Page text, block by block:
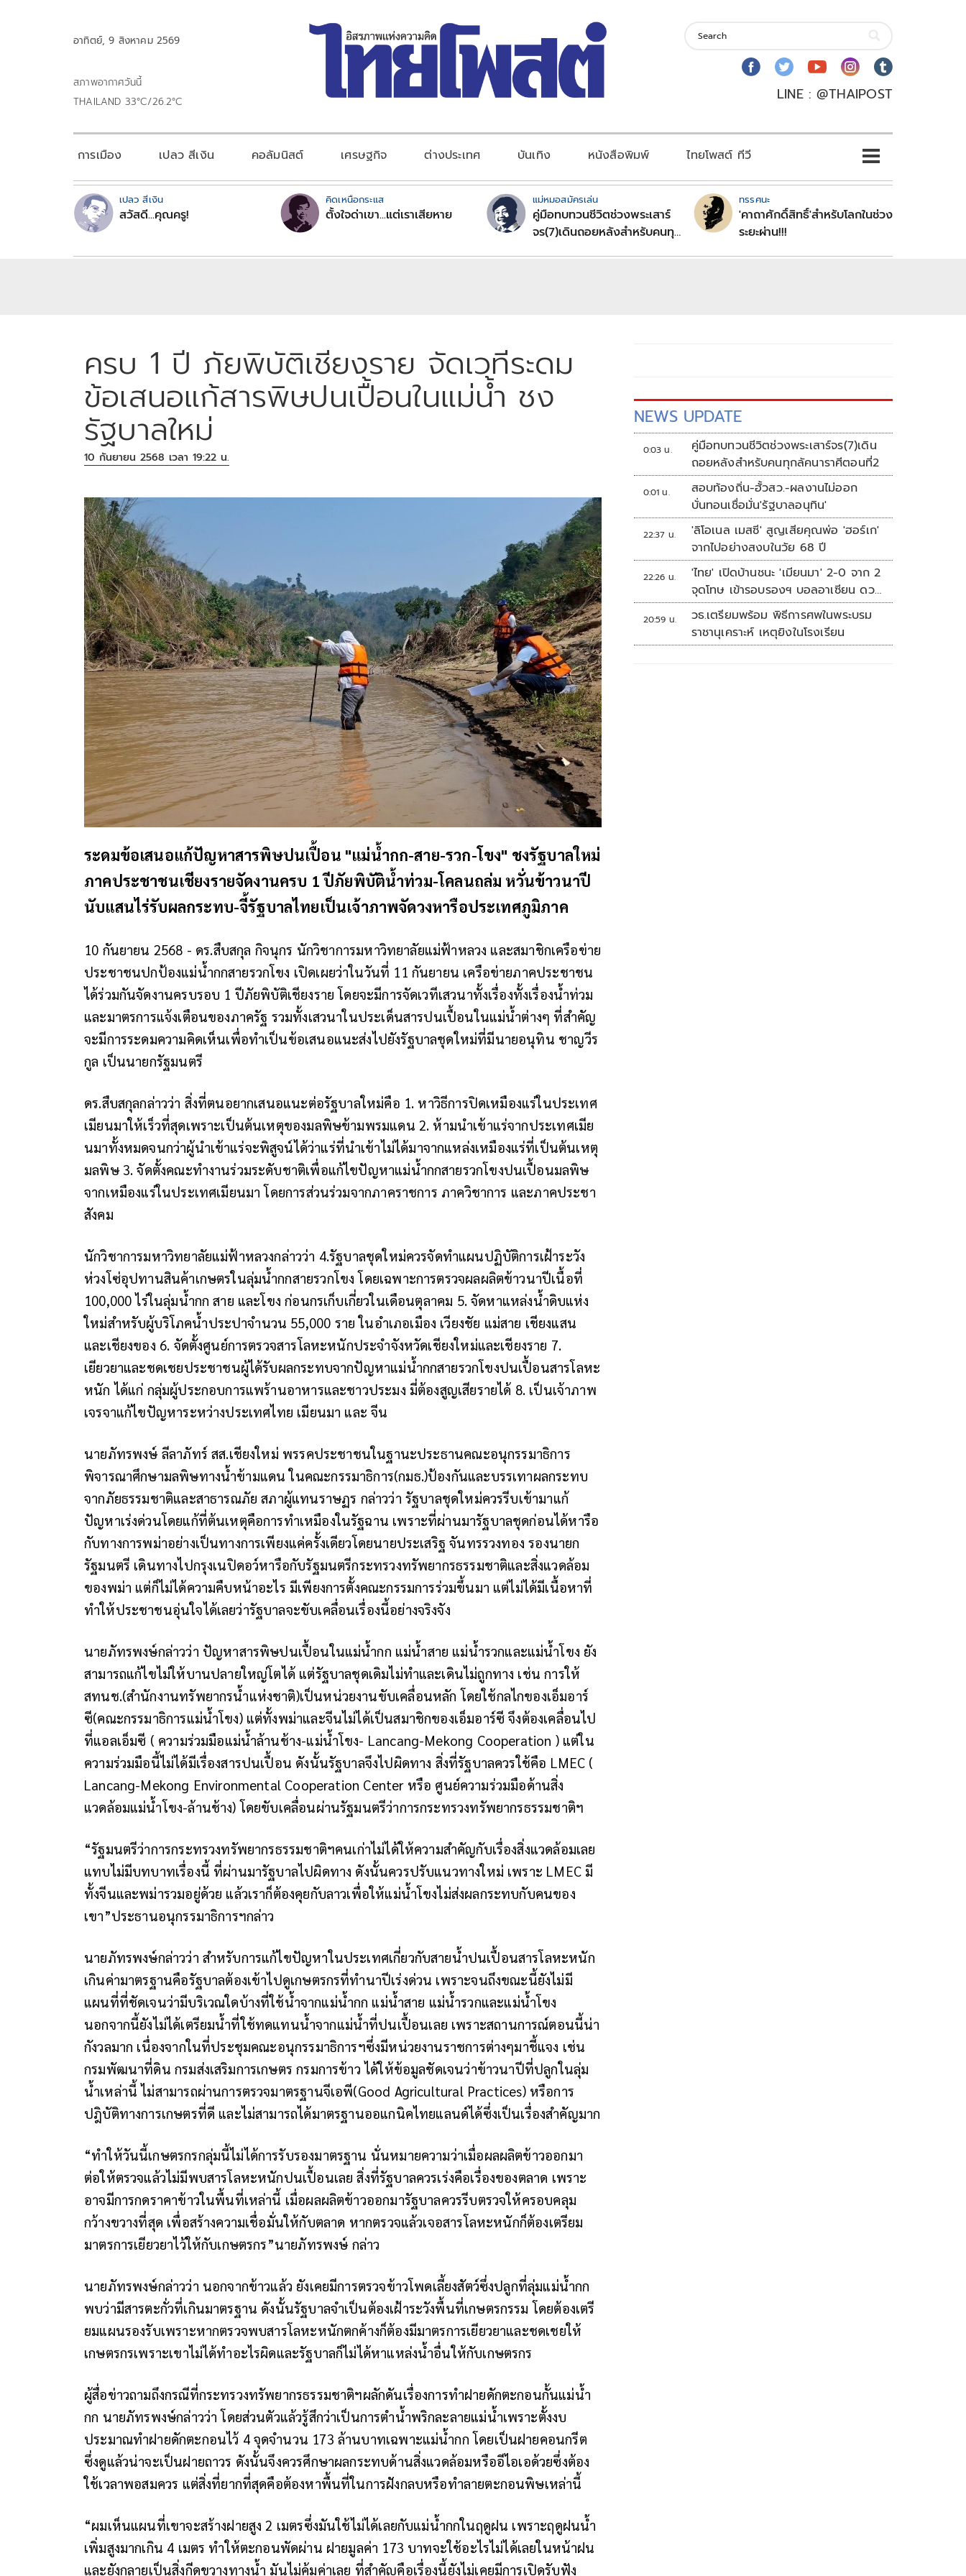
อาทิตย์, 9 สิงหาคม 2569
สภาพอากาศวันนี้
THAILAND 33°C/26.2°C
LINE : @THAIPOST
การเมือง เปลว สีเงิน คอลัมนิสต์ เศรษฐกิจ ต่างประเทศ บันเทิง หนังสือพิมพ์ ไทยโพสต์ ทีวี
เปลว สีเงิน
สวัสดี...คุณครู!
คิดเหนือกระแส
ตั้งใจด่าเขา...แต่เราเสียหาย
แม่หมอสมัครเล่น
คู่มือทบทวนชีวิตช่วงพระเสาร์
จร(7)เดินถอยหลังสำหรับคนทุก
ทรรศนะ
'คาถาศักดิ์สิทธิ์'สำหรับโลกในช่วง
ระยะผ่าน!!!
ครบ 1 ปี ภัยพิบัติเชียงราย จัดเวทีระดม
ข้อเสนอแก้สารพิษปนเปื้อนในแม่น้ำ ชง
รัฐบาลใหม่
10 กันยายน 2568 เวลา 19:22 น.
ระดมข้อเสนอแก้ปัญหาสารพิษปนเปื้อน "แม่น้ำกก-สาย-รวก-โขง" ชงรัฐบาลใหม่
ภาคประชาชนเชียงรายจัดงานครบ 1 ปีภัยพิบัติน้ำท่วม-โคลนถล่ม หวั่นข้าวนาปี
นับแสนไร่รับผลกระทบ-จี้รัฐบาลไทยเป็นเจ้าภาพจัดวงหารือประเทศภูมิภาค
10 กันยายน 2568 - ดร.สืบสกุล กิจนุกร นักวิชาการมหาวิทยาลัยแม่ฟ้าหลวง และสมาชิกเครือข่าย
ประชาชนปกป้องแม่น้ำกกสายรวกโขง เปิดเผยว่าในวันที่ 11 กันยายน เครือข่ายภาคประชาชน
ได้ร่วมกันจัดงานครบรอบ 1 ปีภัยพิบัติเชียงราย โดยจะมีการจัดเวทีเสวนาทั้งเรื่องทั้งเรื่องน้ำท่วม
และมาตรการแจ้งเตือนของภาครัฐ รวมทั้งเสวนาในประเด็นสารปนเปื้อนในแม่น้ำต่างๆ ที่สำคัญ
จะมีการระดมความคิดเห็นเพื่อทำเป็นข้อเสนอแนะส่งไปยังรัฐบาลชุดใหม่ที่มีนายอนุทิน ชาญวีร
กูล เป็นนายกรัฐมนตรี
ดร.สืบสกุลกล่าวว่า สิ่งที่ตนอยากเสนอแนะต่อรัฐบาลใหม่คือ 1. หาวิธีการปิดเหมืองแร่ในประเทศ
เมียนมาให้เร็วที่สุดเพราะเป็นต้นเหตุของมลพิษข้ามพรมแดน 2. ห้ามนำเข้าแร่จากประเทศเมีย
นมาทั้งหมดจนกว่าผู้นำเข้าแร่จะพิสูจน์ได้ว่าแร่ที่นำเข้าไม่ได้มาจากแหล่งเหมืองแร่ที่เป็นต้นเหตุ
มลพิษ 3. จัดตั้งคณะทำงานร่วมระดับชาติเพื่อแก้ไขปัญหาแม่น้ำกกสายรวกโขงปนเปื้อนมลพิษ
จากเหมืองแร่ในประเทศเมียนมา โดยการส่วนร่วมจากภาคราชการ ภาควิชาการ และภาคประชา
สังคม
นักวิชาการมหาวิทยาลัยแม่ฟ้าหลวงกล่าวว่า 4.รัฐบาลชุดใหม่ควรจัดทำแผนปฏิบัติการเฝ้าระวัง
ห่วงโซ่อุปทานสินค้าเกษตรในลุ่มน้ำกกสายรวกโขง โดยเฉพาะการตรวจผลผลิตข้าวนาปีเนื้อที่
100,000 ไร่ในลุ่มน้ำกก สาย และโขง ก่อนกรเก็บเกี่ยวในเดือนตุลาคม 5. จัดหาแหล่งน้ำดิบแห่ง
ใหม่สำหรับผู้บริโภคน้ำประปาจำนวน 55,000 ราย ในอำเภอเมือง เวียงชัย แม่สาย เชียงแสน
และเชียงของ 6. จัดตั้งศูนย์การตรวจสารโลหะหนักประจำจังหวัดเชียงใหม่และเชียงราย 7.
เยียวยาและชดเชยประชาชนผู้ได้รับผลกระทบจากปัญหาแม่น้ำกกสายรวกโขงปนเปื้อนสารโลหะ
หนัก ได้แก่ กลุ่มผู้ประกอบการแพร้านอาหารและชาวประมง มี่ต้องสูญเสียรายได้ 8. เป็นเจ้าภาพ
เจรจาแก้ไขปัญหาระหว่างประเทศไทย เมียนมา และ จีน
นายภัทรพงษ์ ลีลาภัทร์ สส.เชียงใหม่ พรรคประชาชนในฐานะประธานคณะอนุกรรมาธิการ
พิจารณาศึกษามลพิษทางน้ำข้ามแดน ในคณะกรรมาธิการ(กมธ.)ป้องกันและบรรเทาผลกระทบ
จากภัยธรรมชาติและสาธารณภัย สภาผู้แทนราษฏร กล่าวว่า รัฐบาลชุดใหม่ควรรีบเข้ามาแก้
ปัญหาเร่งด่วนโดยแก้ที่ต้นเหตุคือการทำเหมืองในรัฐฉาน เพราะที่ผ่านมารัฐบาลชุดก่อนได้หารือ
กับทางการพม่าอย่างเป็นทางการเพียงแค่ครั้งเดียวโดยนายประเสริฐ จันทรรวงทอง รองนายก
รัฐมนตรี เดินทางไปกรุงเนปิดอว์หารือกับรัฐมนตรีกระทรวงทรัพยากรธรรมชาติและสิ่งแวดล้อม
ของพม่า แต่ก็ไม่ได้ความคืบหน้าอะไร มีเพียงการตั้งคณะกรรมการร่วมขึ้นมา แต่ไม่ได้มีเนื้อหาที่
ทำให้ประชาชนอุ่นใจได้เลยว่ารัฐบาลจะขับเคลื่อนเรื่องนี้อย่างจริงจัง
นายภัทรพงษ์กล่าวว่า ปัญหาสารพิษปนเปื้อนในแม่น้ำกก แม่น้ำสาย แม่น้ำรวกและแม่น้ำโขง ยัง
สามารถแก้ไขไม่ให้บานปลายใหญ่โตได้ แต่รัฐบาลชุดเดิมไม่ทำและเดินไม่ถูกทาง เช่น การให้
สทนช.(สำนักงานทรัพยากรน้ำแห่งชาติ)เป็นหน่วยงานขับเคลื่อนหลัก โดยใช้กลไกของเอ็มอาร์
ซี(คณะกรรมาธิการแม่น้ำโขง) แต่ทั้งพม่าและจีนไม่ได้เป็นสมาชิกของเอ็มอาร์ซี จึงต้องเคลื่อนไป
ที่แอลเอ็มซี ( ความร่วมมือแม่น้ำล้านช้าง-แม่น้ำโขง- Lancang-Mekong Cooperation ) แต่ใน
ความร่วมมือนี้ไม่ได้มีเรื่องสารปนเปื้อน ดังนั้นรัฐบาลจึงไปผิดทาง สิ่งที่รัฐบาลควรใช้คือ LMEC (
Lancang-Mekong Environmental Cooperation Center หรือ ศูนย์ความร่วมมือด้านสิ่ง
แวดล้อมแม่น้ำโขง-ล้านช้าง) โดยขับเคลื่อนผ่านรัฐมนตรีว่าการกระทรวงทรัพยากรธรรมชาติฯ
“รัฐมนตรีว่าการกระทรวงทรัพยากรธรรมชาติฯคนเก่าไม่ได้ให้ความสำคัญกับเรื่องสิ่งแวดล้อมเลย
แทบไม่มีบทบาทเรื่องนี้ ที่ผ่านมารัฐบาลไปผิดทาง ดังนั้นควรปรับแนวทางใหม่ เพราะ LMEC มี
ทั้งจีนและพม่ารวมอยู่ด้วย แล้วเราก็ต้องคุยกับลาวเพื่อให้แม่น้ำโขงไม่ส่งผลกระทบกับคนของ
เขา”ประธานอนุกรรมาธิการฯกล่าว
นายภัทรพงษ์กล่าวว่า สำหรับการแก้ไขปัญหาในประเทศเกี่ยวกับสายน้ำปนเปื้อนสารโลหะหนัก
เกินค่ามาตรฐานคือรัฐบาลต้องเข้าไปดูเกษตรกรที่ทำนาปีเร่งด่วน เพราะจนถึงขณะนี้ยังไม่มี
แผนที่ที่ชัดเจนว่ามีบริเวณใดบ้างที่ใช้น้ำจากแม่น้ำกก แม่น้ำสาย แม่น้ำรวกและแม่น้ำโขง
นอกจากนี้ยังไม่ได้เตรียมน้ำที่ใช้ทดแทนน้ำจากแม่น้ำที่ปนเปื้อนเลย เพราะสถานการณ์ตอนนี้น่า
กังวลมาก เนื่องจากในที่ประชุมคณะอนุกรรมาธิการฯซึ่งมีหน่วยงานราชการต่างๆมาชี้แจง เช่น
กรมพัฒนาที่ดิน กรมส่งเสริมการเกษตร กรมการข้าว ได้ให้ข้อมูลชัดเจนว่าข้าวนาปีที่ปลูกในลุ่ม
น้ำเหล่านี้ ไม่สามารถผ่านการตรวจมาตรฐานจีเอพี(Good Agricultural Practices) หรือการ
ปฎิบัติทางการเกษตรที่ดี และไม่สามารถได้มาตรฐานออแกนิคไทยแลนด์ได้ซึ่งเป็นเรื่องสำคัญมาก
“ทำให้วันนี้เกษตรกรกลุ่มนี้ไม่ได้การรับรองมาตรฐาน นั่นหมายความว่าเมื่อผลผลิตข้าวออกมา
ต่อให้ตรวจแล้วไม่มีพบสารโลหะหนักปนเปื้อนเลย สิ่งที่รัฐบาลควรเร่งคือเรื่องของตลาด เพราะ
อาจมีการกดราคาข้าวในพื้นที่เหล่านี้ เมื่อผลผลิตข้าวออกมารัฐบาลควรรีบตรวจให้ครอบคลุม
กว้างขวางที่สุด เพื่อสร้างความเชื่อมั่นให้กับตลาด หากตรวจแล้วเจอสารโลหะหนักก็ต้องเตรียม
มาตรการเยียวยาไว้ให้กับเกษตรกร”นายภัทรพงษ์ กล่าว
นายภัทรพงษ์กล่าวว่า นอกจากข้าวแล้ว ยังเคยมีการตรวจข้าวโพดเลี้ยงสัตว์ซึ่งปลูกที่ลุ่มแม่น้ำกก
พบว่ามีสารตะกั่วที่เกินมาตรฐาน ดังนั้นรัฐบาลจำเป็นต้องเฝ้าระวังพื้นที่เกษตรกรรม โดยต้องเตรี
ยมแผนรองรับเพราะหากตรวจพบสารโลหะหนักตกค้างก็ต้องมีมาตรการเยียวยาและชดเชยให้
เกษตรกรเพราะเขาไม่ได้ทำอะไรผิดและรัฐบาลก็ไม่ได้หาแหล่งน้ำอื่นให้กับเกษตรกร
ผู้สื่อข่าวถามถึงกรณีที่กระทรวงทรัพยากรธรรมชาติฯผลักดันเรื่องการทำฝายดักตะกอนกั้นแม่น้ำ
กก นายภัทรพงษ์กล่าวว่า โดยส่วนตัวแล้วรู้สึกว่าเป็นการตำน้ำพริกละลายแม่น้ำเพราะตั้งงบ
ประมาณทำฝายดักตะกอนไว้ 4 จุดจำนวน 173 ล้านบาทเฉพาะแม่น้ำกก โดยเป็นฝายคอนกรีต
ซึ่งดูแล้วน่าจะเป็นฝายถาวร ดังนั้นจึงควรศึกษาผลกระทบด้านสิ่งแวดล้อมหรืออีไอเอด้วยซึ่งต้อง
ใช้เวลาพอสมควร แต่สิ่งที่ยากที่สุดคือต้องหาพื้นที่ในการฝังกลบหรือทำลายตะกอนพิษเหล่านี้
“ผมเห็นแผนที่เขาจะสร้างฝายสูง 2 เมตรซึ่งมันใช้ไม่ได้เลยกับแม่น้ำกกในฤดูฝน เพราะฤดูฝนน้ำ
เพิ่มสูงมากเกิน 4 เมตร ทำให้ตะกอนพัดผ่าน ฝายมูลค่า 173 บาทจะใช้อะไรไม่ได้เลยในหน้าฝน
และยังกลายเป็นสิ่งกีดขวางทางน้ำ มันไม่คุ้มค่าเลย ที่สำคัญคือเรื่องนี้ยังไม่เคยมีการเปิดรับฟัง
NEWS UPDATE
0:03 น.
คู่มือทบทวนชีวิตช่วงพระเสาร์จร(7)เดิน
ถอยหลังสำหรับคนทุกลัคนาราศีตอนที่2
0:01 น.
สอบท้องถิ่น-ฮั้วสว.-ผลงานไม่ออก
บั่นทอนเชื่อมั่น'รัฐบาลอนุทิน'
22:37 น.
'ลิโอเนล เมสซี' สูญเสียคุณพ่อ 'ฮอร์เก'
จากไปอย่างสงบในวัย 68 ปี
22:26 น.
'ไทย' เปิดบ้านชนะ 'เมียนมา' 2-0 จาก 2
จุดโทษ เข้ารอบรองฯ บอลอาเซียน ดวล
'สิงคโปร์'
20:59 น.
วธ.เตรียมพร้อม พิธีการศพในพระบรม
ราชานุเคราะห์ เหตุยิงในโรงเรียน